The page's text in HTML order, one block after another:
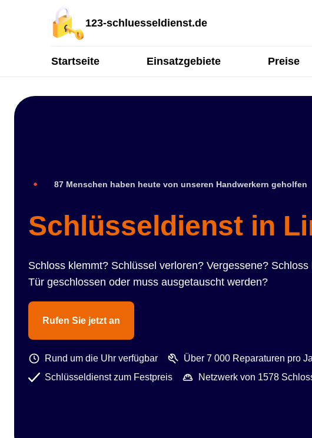
123-schluesseldienst.de
Startseite Einsatzgebiete Preise
87 Menschen haben heute von unseren Handwerkern geholfen
Schlüsseldienst in
Schloss klemmt? Schlüssel verloren? Vergessene? Schloss
Tür geschlossen oder muss ausgetauscht werden?
Rufen Sie jetzt an
Rund um die Uhr verfügbar
Über 7 000 Reparaturen pro
Schlüsseldienst zum Festpreis
Netzwerk von 1578